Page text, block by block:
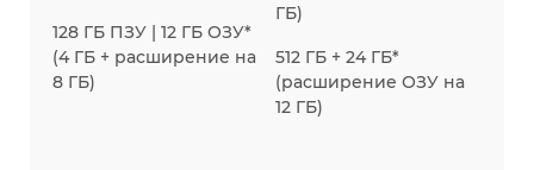
128 ГБ ПЗУ | 12 ГБ ОЗУ*
(4 ГБ + расширение на
8 ГБ)
ГБ)
512 ГБ + 24 ГБ*
(расширение ОЗУ на
12 ГБ)